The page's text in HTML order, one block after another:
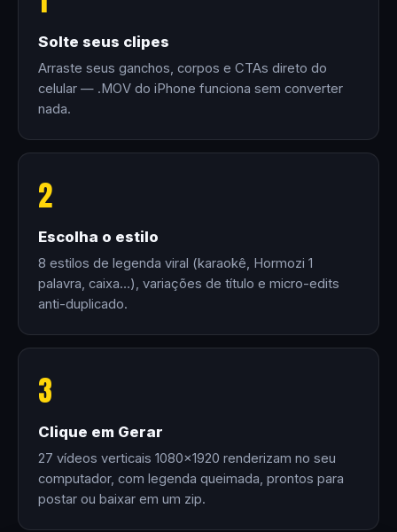
Solte seus clipes
Arraste seus ganchos, corpos e CTAs direto do
celular — .MOV do iPhone funciona sem converter
nada.
2
Escolha o estilo
8 estilos de legenda viral (karaokê, Hormozi 1
palavra, caixa…), variações de título e micro-edits
anti-duplicado.
3
Clique em Gerar
27 vídeos verticais 1080×1920 renderizam no seu
computador, com legenda queimada, prontos para
postar ou baixar em um zip.